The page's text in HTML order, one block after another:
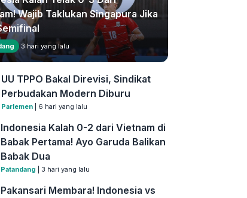
Wajib Taklukan Singapura Jika
3 hari yang lalu
UU TPPO Bakal Direvisi, Sindikat
Perbudakan Modern Diburu
Parlemen| 6 hari yang lalu
Indonesia Kalah 0-2 dari Vietnam di
Babak Pertama! Ayo Garuda Balikan
Babak Dua
Patandang | 3 hari yang lalu
Pakansari Membara! Indonesia vs